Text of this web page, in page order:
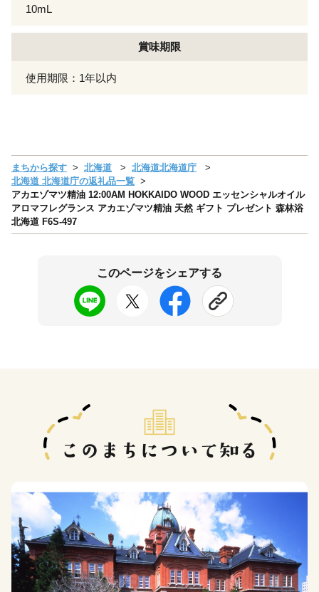
10mL
賞味期限
使用期限：1年以内
まちから探す 北海道
北海道北海道庁
北海道 北海道庁の返礼品一覧
アカエゾマツ精油 12:00AM HOKKAIDO WOOD エッセンシャルオイル
アロマフレグランス アカエゾマツ精油 天然 ギフト プレゼント 森林浴
北海道 F6S-497
このページをシェアする